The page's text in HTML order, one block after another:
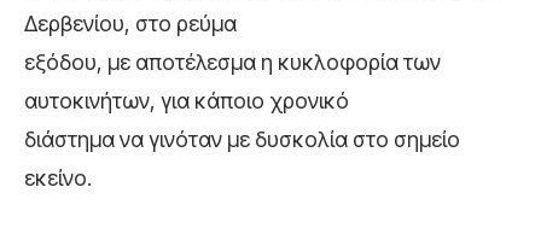
Δερβενίου, στο ρεύμα
εξόδου, με αποτέλεσμα η κυκλοφορία των
αυτοκινήτων, για κάποιο χρονικό
διάστημα να γινόταν με δυσκολία στο σημείο
εκείνο.